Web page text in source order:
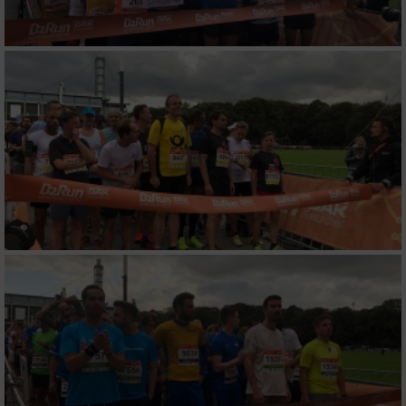
Verwendung genauer Standortdaten
Geräte anhand von aktiv angeforderten
Informationen identifizieren
Nicht-IAB-Verarbeitungszwecke:
Notwendig
Performance
Funktional
Werbung